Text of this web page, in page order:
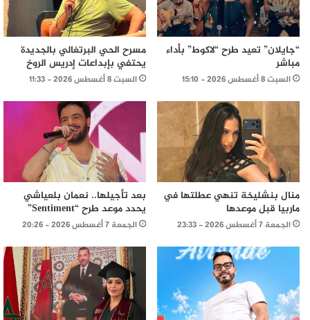
“جايلان” تعيد طرح “لاكوط” بأداء
مباشر
السبت 8 أغسطس 2026 - 15:10
مسرح الحي البرتغالي بالجديدة
يحتفي بإبداعات إدريس الروخ
السبت 8 أغسطس 2026 - 11:33
منال بنشليخة تنهي عطلتها في
ماربيا قبل موعدها
الجمعة 7 أغسطس 2026 - 23:33
بعد تأجيلها.. نعمان بلعياشي
يحدد موعد طرح “Sentiment”
الجمعة 7 أغسطس 2026 - 20:26